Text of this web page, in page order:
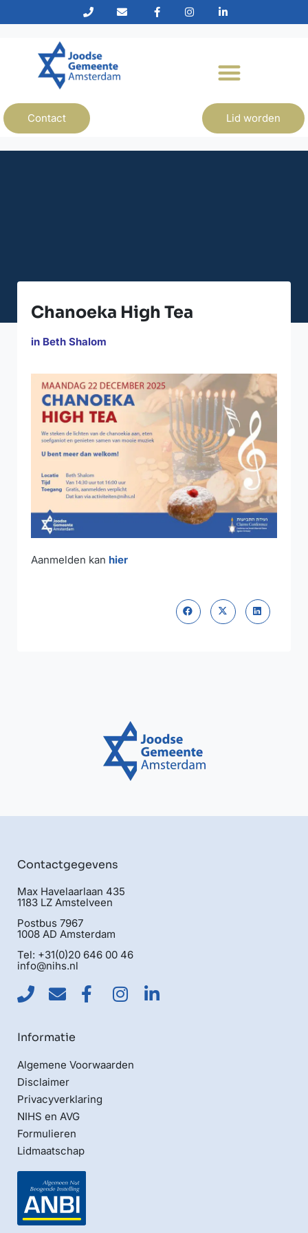
Contact Lid worden
Chanoeka High Tea
in Beth Shalom
Aanmelden kan hier
Contactgegevens
Max Havelaarlaan 435
1183 LZ Amstelveen
Postbus 7967
1008 AD Amsterdam
Tel: +31(0)20 646 00 46
info@nihs.nl
Informatie
Algemene Voorwaarden
Disclaimer
Privacyverklaring
NIHS en AVG
Formulieren
Lidmaatschap